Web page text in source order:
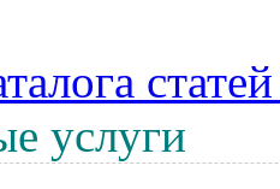
услуги